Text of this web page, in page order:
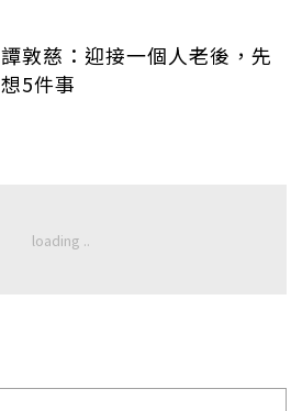
譚敦慈：迎接一個人老後，先
想5件事